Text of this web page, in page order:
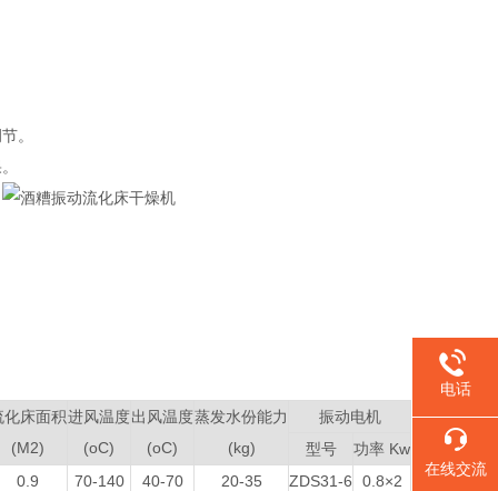
。
化床面积
(M2)
进风温度
(oC)
出风温度
(oC)
蒸发水份能力
(kg)
振动电机
型号
功率 Kw
0.9 70-140 40-70 20-35 ZDS31-6
0.8×2
电话
在线交流